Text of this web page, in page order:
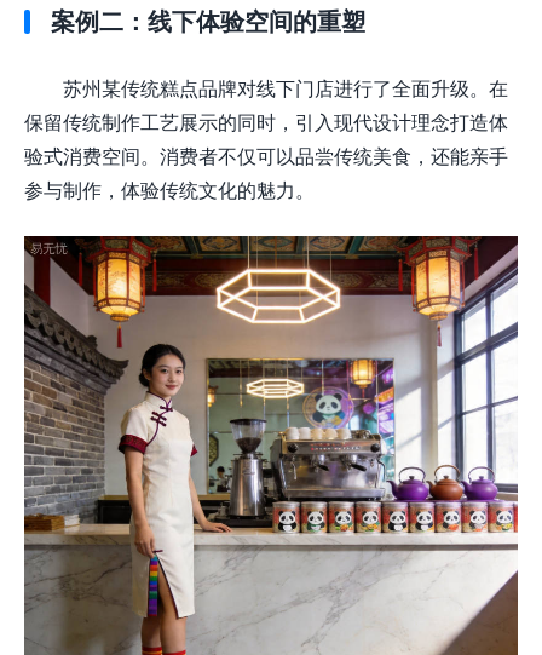
案例二：线下体验空间的重塑
苏州某传统糕点品牌对线下门店进行了全面升级。在
保留传统制作工艺展示的同时，引入现代设计理念打造体
验式消费空间。消费者不仅可以品尝传统美食，还能亲手
参与制作，体验传统文化的魅力。